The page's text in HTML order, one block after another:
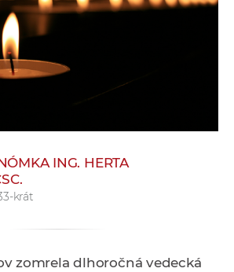
e
c
ING. HERTA
krát
zomrela dlhoročná vedecká